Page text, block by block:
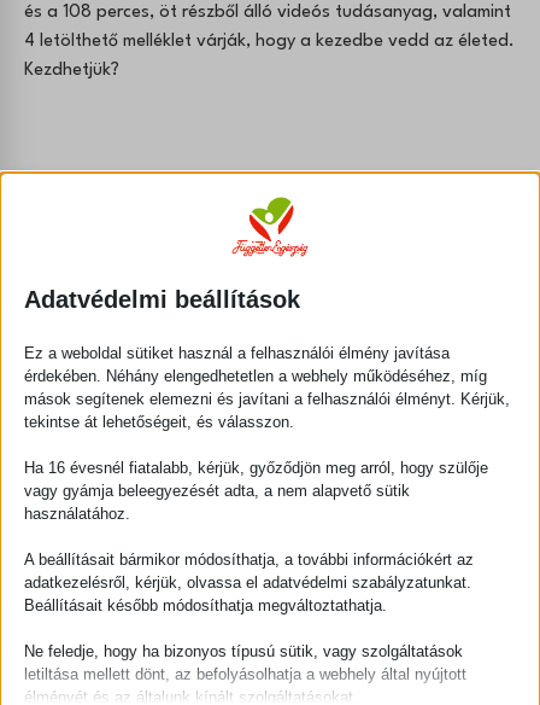
és a 108 perces, öt részből álló videós tudásanyag, valamint
4 letölthető melléklet várják, hogy a kezedbe vedd az életed.
Kezdhetjük?
adjon át Neked, melyek birtokában valóban képessé válsz
megváltoztatni az életedet. A 60+30 perces
gondolatébresztő előadásból megtudhatod, hogyan
Mesterkurzus segítségével pedig arról is pontos képed
lesz, mit tehetsz hatékonyan és eredményesen a fogyásért.
Tanulj, inspirálódj, szerezd vissza magabiztosságodat és
egészségedet!
60 percnyi gondolatébresztő és információgazdag
Adatvédelmi beállítások
Ez a weboldal sütiket használ a felhasználói élmény javítása
érdekében. Néhány elengedhetetlen a webhely működéséhez, míg
mások segítenek elemezni és javítani a felhasználói élményt. Kérjük,
tekintse át lehetőségeit, és válasszon.
Ha 16 évesnél fiatalabb, kérjük, győződjön meg arról, hogy szülője
vagy gyámja beleegyezését adta, a nem alapvető sütik
használatához.
A beállításait bármikor módosíthatja, a további információkért az
adatkezelésről, kérjük, olvassa el adatvédelmi szabályzatunkat.
Beállításait később módosíthatja megváltoztathatja.
Ne feledje, hogy ha bizonyos típusú sütik, vagy szolgáltatások
letiltása mellett dönt, az befolyásolhatja a webhely által nyújtott
élményét és az általunk kínált szolgáltatásokat.